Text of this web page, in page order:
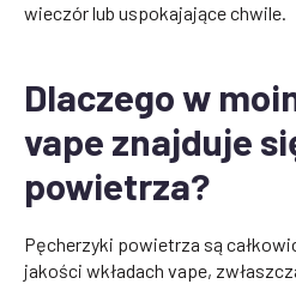
wieczór lub uspokajające chwile.
Dlaczego w
vape znajduje
powietrza?
Pęcherzyki powietrza są
jakości wkładach vape,